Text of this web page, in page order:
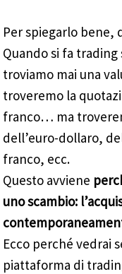
Per spiegarlo bene,
Quando si fa
troviamo mai una
troveremo la
franco… ma
dell’euro-dollaro,
franco, ecc.
Questo avviene
uno scambio:
Ecco perché vedrai
piattaforma di